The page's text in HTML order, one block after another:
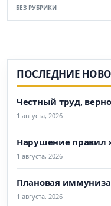
БЕЗ РУБРИКИ
ПОСЛЕДНИЕ
Честный труд,
1 августа, 2026
Нарушение правил
1 августа, 2026
Плановая
1 августа, 2026